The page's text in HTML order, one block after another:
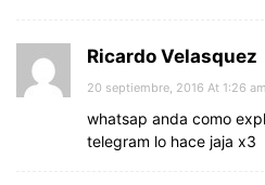
Ricardo Velasquez
20 septiembre, 2016 At 1:26 am
whatsap anda como
telegram lo hace jaja x3